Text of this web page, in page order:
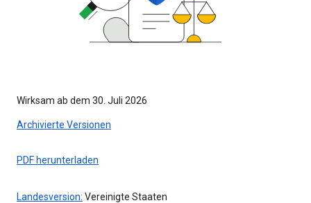
Wirksam ab dem 30. Juli 2026
Archivierte Versionen
PDF herunterladen
Landesversion: Vereinigte Staaten